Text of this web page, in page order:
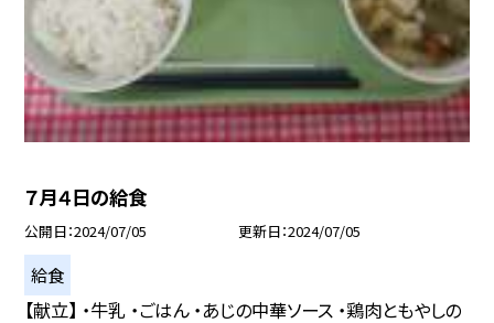
７月４日の給食
公開日 2024/07/05 更新日 2024/07/05
給食
【献立】 ・牛乳 ・ごはん ・あじの中華ソース ・鶏肉ともやしの